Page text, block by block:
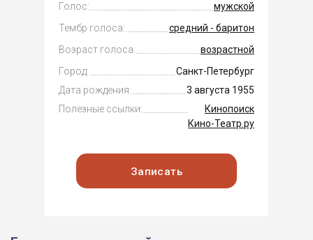
Голос:
мужской
Тембр голоса:
средний - баритон
Возраст голоса:
возрастной
Город:
Санкт-Петербург
Дата рождения:
3 августа 1955
Полезные ссылки:
Кинопоиск
Кино-Театр.ру
Записать